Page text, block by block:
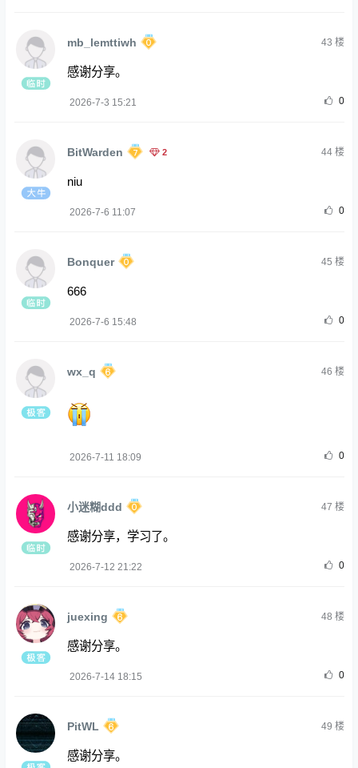
mb_lemttiwh 43 楼
感谢分享。
2026-7-3 15:21 0
BitWarden 2 44楼
niu
2026-7-6 11:07 0
Bonquer 45 楼
666
2026-7-6 15:48 0
wx_q 46 楼
2026-7-11 18:09 0
小迷糊ddd 47 楼
感谢分享，学习了。
2026-7-12 21:22 0
juexing 48 楼
感谢分享。
2026-7-14 18:15 0
PitWL 49 楼
感谢分享。